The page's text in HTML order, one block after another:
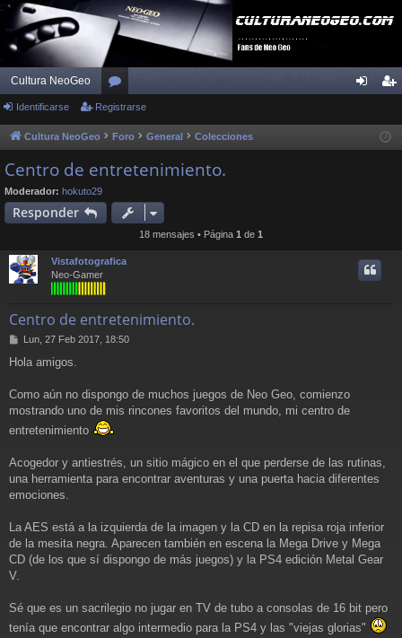
Cultura NeoGeo
or
os ist
Identificarse Registrarse
Cultura NeoGeo Foro General Colecciones
Centro de entretenimiento.
Moderador: hokuto29
Responder
18 mensajes • Página 1 de 1
Vistafotografica
Neo-Gamer
Centro de entretenimiento.
M
n
a
Lun, 27 Feb 2017, 18:50
Hola amigos.
Como aún no dispongo de muchos juegos de Neo Geo, comienzo
mostrando uno de mis rincones favoritos del mundo, mi centro de
entretenimiento
Acogedor y antiestrés, un sitio mágico en el que perderse de las rutinas,
una herramienta para encontrar aventuras y una puerta hacia diferentes
emociones.
La AES está a la izquierda de la imagen y la CD en la repisa roja inferior
de la mesita negra. Aparecen también en escena la Mega Drive y Mega
CD (de los que sí dispongo de más juegos) y la PS4 edición Metal Gear
V.
Sé que es un sacrilegio no jugar en TV de tubo a consolas de 16 bit pero
tenía que encontrar algo intermedio para la PS4 y las "viejas glorias"